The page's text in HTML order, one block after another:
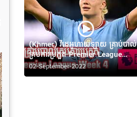
(Khmer) វីដេអូហាយឡាយ គ្រាប់បាល់
គ្រប់ការប្រកួត Premier League
Week 4
02-September-2022